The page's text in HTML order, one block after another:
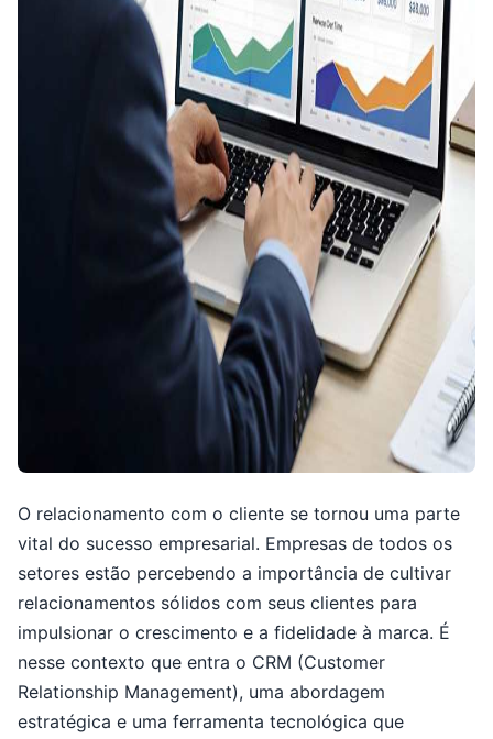
O relacionamento com o cliente se tornou uma parte
vital do sucesso empresarial. Empresas de todos os
setores estão percebendo a importância de cultivar
relacionamentos sólidos com seus clientes para
impulsionar o crescimento e a fidelidade à marca. É
nesse contexto que entra o CRM (Customer
Relationship Management), uma abordagem
estratégica e uma ferramenta tecnológica que